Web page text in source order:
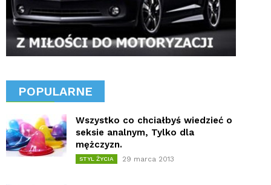
POPULARNE
Wszystko co chciałbyś wiedzieć o
seksie analnym, Tylko dla
mężczyzn.
STYL ŻYCIA 29 marca 2013